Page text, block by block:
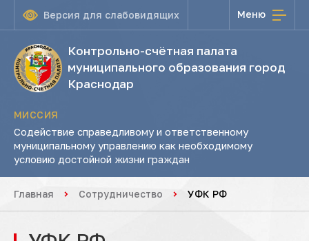
Версия для слабовидящих Меню
Контрольно-счётная палата
муниципального образования город
Краснодар
МИССИЯ
Содействие справедливому и ответственному
муниципальному управлению как необходимому
условию достойной жизни граждан
Главная Сотрудничество УФК РФ